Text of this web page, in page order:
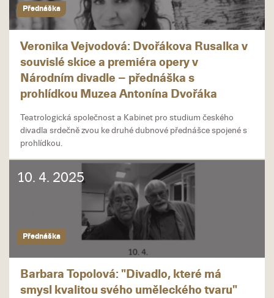
Přednáška
Veronika Vejvodová: Dvořákova Rusalka v
souvislé skice a premiéra opery v
Národním divadle – přednáška s
prohlídkou Muzea Antonína Dvořáka
Teatrologická společnost a Kabinet pro studium českého
divadla srdečně zvou ke druhé dubnové přednášce spojené s
prohlídkou.
10. 4. 2025
Přednáška
Barbara Topolová: "Divadlo, které má
smysl kvalitou svého uměleckého tvaru"